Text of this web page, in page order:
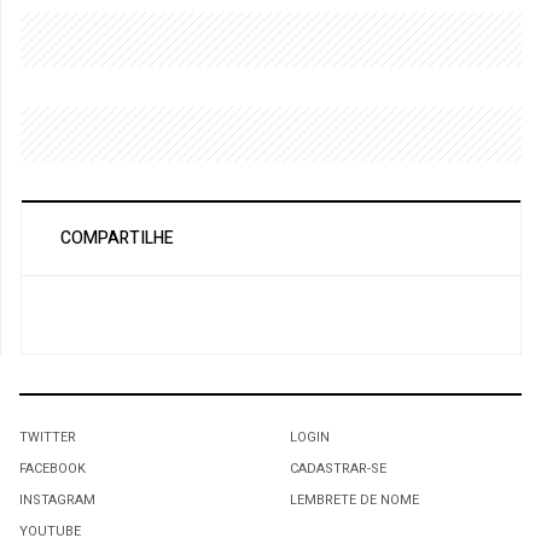
COMPARTILHE
TWITTER
FACEBOOK
INSTAGRAM
YOUTUBE
LOGIN
CADASTRAR-SE
LEMBRETE DE NOME